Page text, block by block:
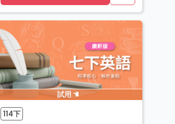
試用
114下